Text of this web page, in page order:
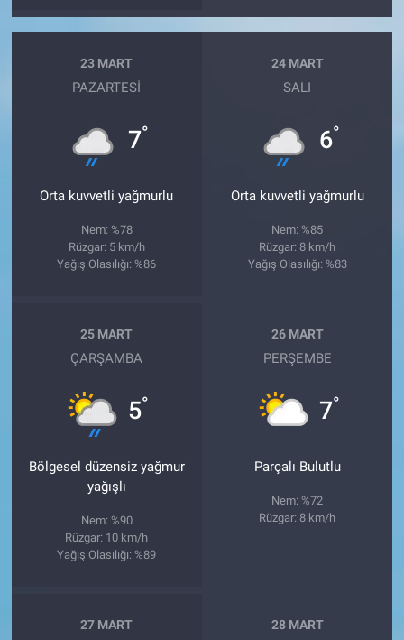
23 MART
PAZARTESI
7°
Orta kuvvetli yağmurlu
Nem: %78
Rüzgar: 5 km/h
Yağış Olasılığı: %86
24 MART
SALI
6°
Orta kuvvetli yağmurlu
Nem: %85
Rüzgar: 8 km/h
Yağış Olasılığı: %83
25 MART
ÇARŞAMBA
5°
Bölgesel düzensiz yağmur
yağışlı
Nem: %90
Rüzgar: 10 km/h
Yağış Olasılığı: %89
26 MART
PERŞEMBE
7°
Parçalı Bulutlu
Nem: %72
Rüzgar: 8 km/h
27 MART 28 MART